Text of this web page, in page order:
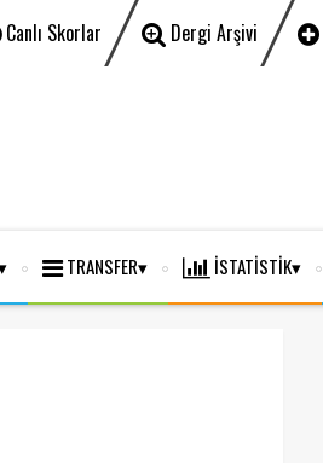
Canlı Skorlar Dergi Arşivi
TRANSFER İSTATİSTİK